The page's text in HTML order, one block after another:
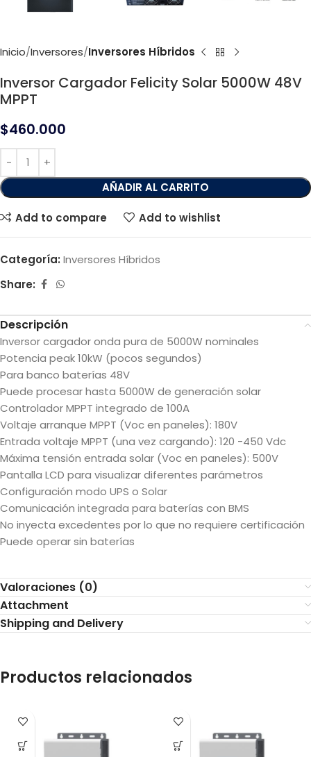
Inicio Inversores Inversores Híbridos
Inversor Cargador Felicity Solar 5000W 48V
MPPT
$460.000
AÑADIR AL CARRITO
Add to compare Add to wishlist
Categoría: Inversores Híbridos
Share:
Descripción
Inversor cargador onda pura de 5000W nominales
Potencia peak 10kW (pocos segundos)
Para banco baterías 48V
Puede procesar hasta 5000W de generación solar
Controlador MPPT integrado de 100A
Voltaje arranque MPPT (Voc en paneles): 180V
Entrada voltaje MPPT (una vez cargando): 120 -450 Vdc
Máxima tensión entrada solar (Voc en paneles): 500V
Pantalla LCD para visualizar diferentes parámetros
Configuración modo UPS o Solar
Comunicación integrada para baterías con BMS
No inyecta excedentes por lo que no requiere certificación
Puede operar sin baterías
Valoraciones (0)
Attachment
Shipping and Delivery
Productos relacionados